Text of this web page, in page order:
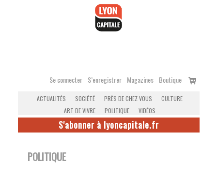
Se connecter S’enregistrer Magazines Boutique
Voir
ACTUALITÉS SOCIÉTÉ PRÈS DE CHEZ VOUS
CULTURE
ART DE VIVRE
POLITIQUE VIDÉOS
S'abonner à lyoncapitale.fr
POLITIQUE